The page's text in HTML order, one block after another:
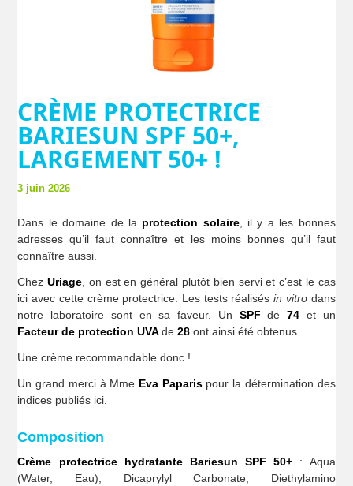
CRÈME PROTECTRICE
BARIESUN SPF 50+,
LARGEMENT 50+ !
3 juin 2026
Dans le domaine de la protection solaire, il y a les bonnes
adresses qu’il faut connaître et les moins bonnes qu’il faut
connaître aussi.
ChezUriage , on est en général plutôt bien servi et c’est le cas
ici avec cette crème protectrice. Les tests réalisésin vitro dans
notre laboratoire sont en sa faveur. Un SPF de74 et un
Facteur de protection UVAde28 ont ainsi été obtenus.
Une crème recommandable donc !
Un grand merci à Mme Eva Paparispour la détermination des
indices publiés ici.
Composition
Crème protectrice hydratante Bariesun SPF 50+ : Aqua
(Water, Eau), Dicaprylyl Carbonate, Diethylamino